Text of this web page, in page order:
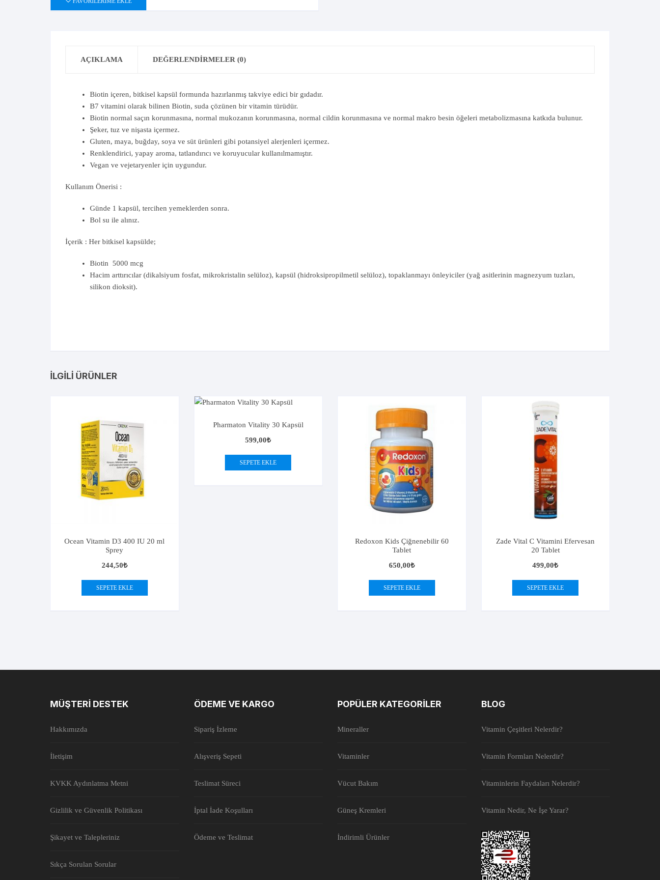
AÇIKLAMA DEĞERLENDIRMELER (0)
Biotin içeren, bitkisel kapsül formunda hazırlanmış takviye edici bir gıdadır.
B7 vitamini olarak bilinen Biotin, suda çözünen bir vitamin türüdür.
Biotin normal saçın korunmasına, normal mukozanın korunmasına, normal cildin korunmasına ve normal makro besin öğeleri metabolizmasına katkıda bulunur.
Şeker, tuz ve nişasta içermez.
Gluten, maya, buğday, soya ve süt ürünleri gibi potansiyel alerjenleri içermez.
Renklendirici, yapay aroma, tatlandırıcı ve koruyucular kullanılmamıştır.
Vegan ve vejetaryenler için uygundur.
Kullanım Önerisi :
Günde 1 kapsül, tercihen yemeklerden sonra.
Bol su ile alınız.
İçerik : Her bitkisel kapsülde;
Biotin 5000 mcg
Hacim arttırıcılar (dikalsiyum fosfat, mikrokristalin selüloz), kapsül (hidroksipropilmetil selüloz), topaklanmayı önleyiciler (yağ asitlerinin magnezyum tuzları,
silikon dioksit).
İLGILI ÜRÜNLER
Ocean Vitamin D3 400 IU 20 ml
Sprey
244,50₺
SEPETE EKLE
Pharmaton Vitality 30 Kapsül
599,00₺
SEPETE EKLE
Redoxon Kids Çiğnenebilir 60
Tablet
650,00₺
SEPETE EKLE
Zade Vital C Vitamini Efervesan
20 Tablet
499,00₺
SEPETE EKLE
MÜŞTERI DESTEK
Hakkımızda
İletişim
KVKK Aydınlatma Metni
Gizlilik ve Güvenlik Politikası
Şikayet ve Talepleriniz
Sıkça Sorulan Sorular
ÖDEME VE KARGO
Sipariş İzleme
Alışveriş Sepeti
Teslimat Süreci
İptal İade Koşulları
Ödeme ve Teslimat
POPÜLER KATEGORILER
Mineraller
Vitaminler
Vücut Bakım
Güneş Kremleri
İndirimli Ürünler
BLOG
Vitamin Çeşitleri Nelerdir?
Vitamin Formları Nelerdir?
Vitaminlerin Faydaları Nelerdir?
Vitamin Nedir, Ne İşe Yarar?